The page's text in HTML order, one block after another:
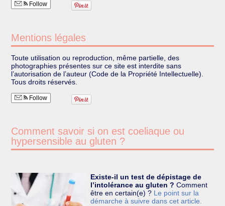
Follow
Mentions légales
Toute utilisation ou reproduction, même partielle, des
photographies présentes sur ce site est interdite sans
l’autorisation de l’auteur (Code de la Propriété Intellectuelle).
Tous droits réservés.
Follow
Comment savoir si on est coeliaque ou
hypersensible au gluten ?
Existe-il un test de dépistage de
l’intolérance au gluten ? Comment
être en certain(e) ?Le point sur la
démarche à suivre dans cet article.